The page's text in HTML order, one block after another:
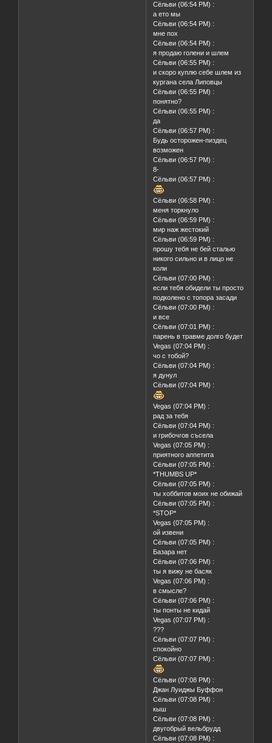
Сёльви (06:54 PM) :
а ето мы
Сёльви (06:54 PM) :
мне пох
Сёльви (06:54 PM) :
я продаю голени и шлем
Сёльви (06:55 PM) :
и скоро куплю себе шлем из
кургана села Липовцы
Сёльви (06:55 PM) :
понятно?
Сёльви (06:55 PM) :
да
Сёльви (06:57 PM) :
Будь осторожен-пиздец
возможен
Сёльви (06:57 PM) :
8-
Сёльви (06:57 PM) :
Сёльви (06:58 PM) :
меня торкнуло
Сёльви (06:59 PM) :
мир наж жестокий
Сёльви (06:59 PM) :
прошу тебя не бей сталью
никого сильно и в лицо не
коли
Сёльви (07:00 PM) :
если тебя обидели ты просто
подколено с топора засади
Сёльви (07:00 PM) :
и все
Сёльви (07:01 PM) :
парень в травме долго будет
Vegas (07:04 PM) :
чо с тобой?
Сёльви (07:04 PM) :
я дунул
Сёльви (07:04 PM) :
Vegas (07:04 PM) :
рад за тебя
Сёльви (07:04 PM) :
и грибочгов съсела
Vegas (07:05 PM) :
приятного аппетита
Сёльви (07:05 PM) :
*THUMBS UP*
Сёльви (07:05 PM) :
ты хоббитов моих не обижай
Сёльви (07:05 PM) :
*STOP*
Vegas (07:05 PM) :
ой извени
Сёльви (07:05 PM) :
Базара нет
Сёльви (07:06 PM) :
ты я вижу не басяк
Vegas (07:06 PM) :
в смысле?
Сёльви (07:06 PM) :
ты понты не кидай
Vegas (07:07 PM) :
???
Сёльви (07:07 PM) :
спокойно
Сёльви (07:07 PM) :
Сёльви (07:08 PM) :
Джан Луиджы Буффон
Сёльви (07:08 PM) :
кыш
Сёльви (07:08 PM) :
двугобрый вельбрудд
Сёльви (07:08 PM) :